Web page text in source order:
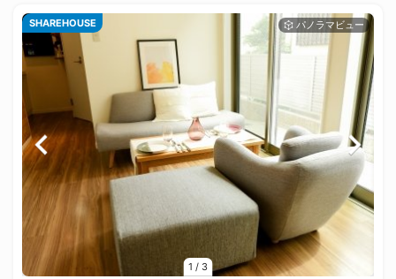
1 / 3
SHAREHOUSE